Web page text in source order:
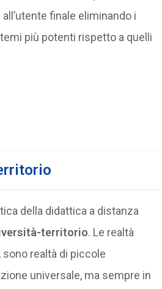
finale eliminando i
più potenti rispetto a quelli
della didattica a distanza
territorio. Le realtà
realtà di piccole
universale, ma sempre in